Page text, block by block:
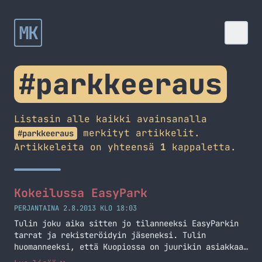
MK
#parkkeeraus
Listasin alle kaikki avainsanalla
#parkkeeraus
merkityt artikkelit.
Artikkeleita on yhteensä 1 kappaletta.
Kokeilussa EasyPark
PERJANTAINA 2.8.2013 KLO 18:03
Tulin joku aika sitten jo tilanneeksi EasyParkin
tarrat ja rekisteröidyin jäseneksi. Tulin
huomanneeksi, että Kuopiossa on juurikin asiakkaan
parkkipaikka EasyPark parkkipaikka ja näin ollen